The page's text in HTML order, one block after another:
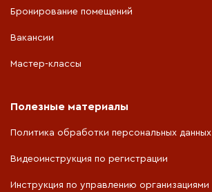
Бронирование помещений
Вакансии
Мастер-классы
Полезные материалы
Политика обработки персональных данных
Видеоинструкция по регистрации
Инструкция по управлению организациями